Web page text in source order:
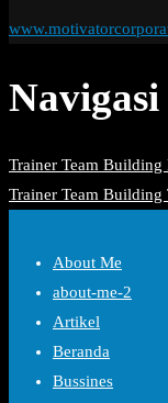
Navigasi
Trainer Team
Trainer Team Building
About Me
about-me-2
Artikel
Beranda
Bussines